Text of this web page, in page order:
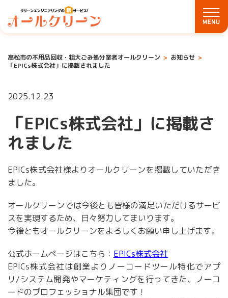
高松市の不用品回収・粗大ごみ処分業者オールクリーン
お知らせ
「EPICs株式会社」に掲載されました
2025.12.23
「EPICs株式会社」に掲載さ
れました
EPICs株式会社様よりオールクリーンを掲載していただき
ました。
オールクリーンでは今後とも皆様の満足いただけるサービ
スを実現するため、日々努力してまいります。
今後ともオールクリーンをよろしくお願い申し上げます。
公式ホームページはこちら： EPICs株式会社
EPICs株式会社は創業よりノーコードツール特化でアプ
リ/システム開発やマーケティングを行ってきた、ノーコ
ードのプロフェッショナル集団です！